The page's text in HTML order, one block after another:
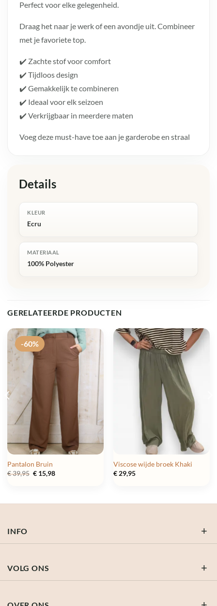
Perfect voor elke gelegenheid.
Draag het naar je werk of een avondje uit. Combineer
met je favoriete top.
✔️ Zachte stof voor comfort
✔️ Tijdloos design
✔️ Gemakkelijk te combineren
✔️ Ideaal voor elk seizoen
✔️ Verkrijgbaar in meerdere maten
Voeg deze must-have toe aan je garderobe en straal
Details
KLEUR
Ecru
MATERIAAL
100% Polyester
GERELATEERDE PRODUCTEN
-60%
Pantalon Bruin
€39,95 Oorspronkelijke
€15,98Huidige
Viscose wijde broek Khaki
€29,95
INFO
VOLG ONS